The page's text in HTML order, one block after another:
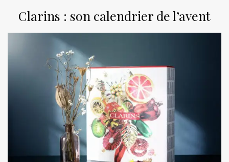
Clarins : son calendrier de l’avent